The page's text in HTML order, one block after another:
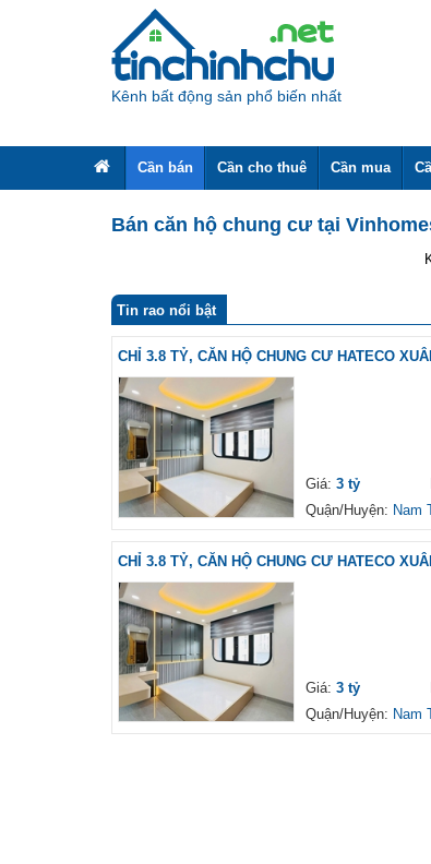
Kênh bất động sản phổ biến nhất
Cần bán Cần cho thuê Cần mua
Bán căn hộ chung cư tại
Tin rao nổi bật
CHỈ 3.8 TỶ, CĂN HỘ CHUNG CƯ HATECO
Giá: 3 tỷ
Quận/Huyện: Nam
CHỈ 3.8 TỶ, CĂN HỘ CHUNG CƯ HATECO
Giá: 3 tỷ
Quận/Huyện: Nam